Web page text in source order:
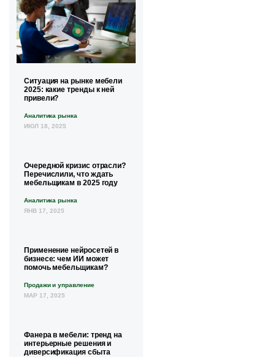
Ситуация на рынке мебели
2025: какие тренды к ней
привели?
Аналитика рынка
ИЮЛ 18, 2025
Очередной кризис отрасли?
Перечислили, что ждать
мебельщикам в 2025 году
Аналитика рынка
ЯНВ 17, 2025
Применение нейросетей в
бизнесе: чем ИИ может
помочь мебельщикам?
Продажи и управление
МАР 17, 2025
Фанера в мебели: тренд на
интерьерные решения и
диверсификация сбыта